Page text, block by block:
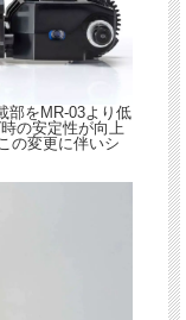
部をMR-03より低
の安定性が向上
の変更に伴いシ